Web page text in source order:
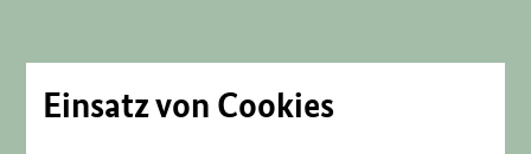
Einsatz von Cookies